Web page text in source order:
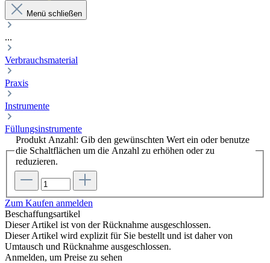
Menü schließen
...
Verbrauchsmaterial
Praxis
Instrumente
Füllungsinstrumente
Produkt Anzahl: Gib den gewünschten Wert ein oder benutze
die Schaltflächen um die Anzahl zu erhöhen oder zu
reduzieren.
Zum Kaufen anmelden
Beschaffungsartikel
Dieser Artikel ist von der Rücknahme ausgeschlossen.
Dieser Artikel wird explizit für Sie bestellt und ist daher von
Umtausch und Rücknahme ausgeschlossen.
Anmelden, um Preise zu sehen